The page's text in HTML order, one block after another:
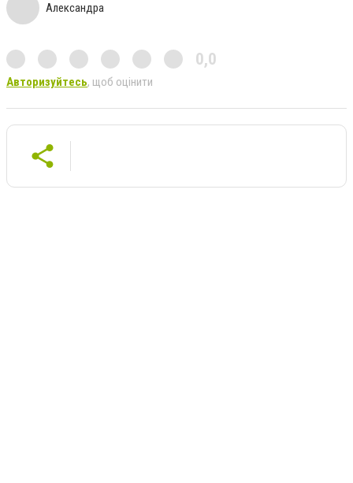
Александра
0,0
Авторизуйтесь, щоб оцінити